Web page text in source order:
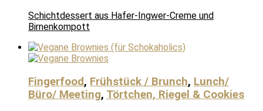
Schichtdessert aus Hafer-Ingwer-Creme und
Birnenkompott
Fingerfood, Frühstück / Brunch, Lunch/
Büro/ Meeting, Törtchen, Riegel & Cookies